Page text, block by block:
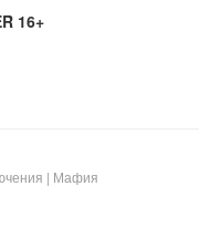
16+
| Мафия